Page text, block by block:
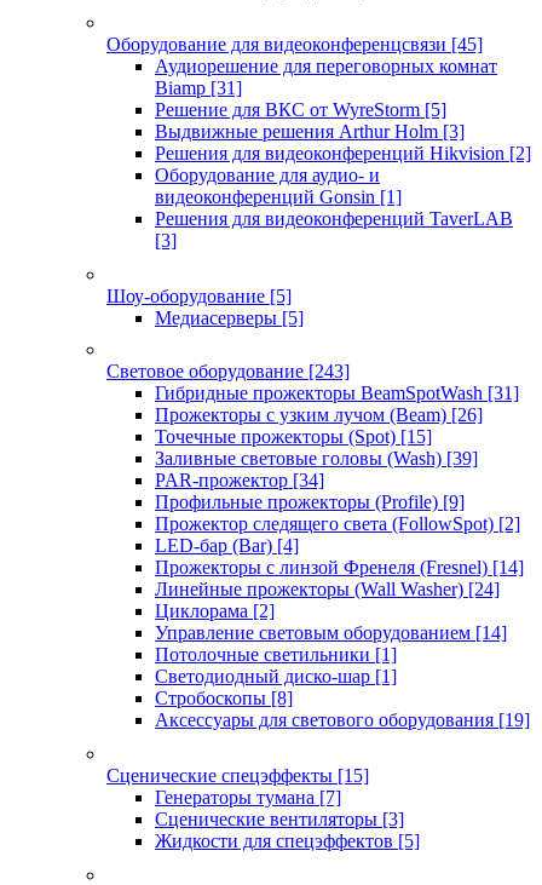
Оборудование для видеоконференцсвязи [45]
Аудиорешение для переговорных комнат
Biamp [31]
Решение для ВКС от WyreStorm [5]
Выдвижные решения Arthur Holm [3]
Решения для видеоконференций Hikvision [2]
Оборудование для аудио- и
видеоконференций Gonsin [1]
Решения для видеоконференций TaverLAB
[3]
Шоу-оборудование [5]
Медиасерверы [5]
Световое оборудование [243]
Гибридные прожекторы BeamSpotWash [31]
Прожекторы с узким лучом (Beam) [26]
Точечные прожекторы (Spot) [15]
Заливные световые головы (Wash) [39]
PAR-прожектор [34]
Профильные прожекторы (Profile) [9]
Прожектор следящего света (FollowSpot) [2]
LED-бар (Bar) [4]
Прожекторы с линзой Френеля (Fresnel) [14]
Линейные прожекторы (Wall Washer) [24]
Циклорама [2]
Управление световым оборудованием [14]
Потолочные светильники [1]
Светодиодный диско-шар [1]
Стробоскопы [8]
Аксессуары для светового оборудования [19]
Сценические спецэффекты [15]
Генераторы тумана [7]
Сценические вентиляторы [3]
Жидкости для спецэффектов [5]